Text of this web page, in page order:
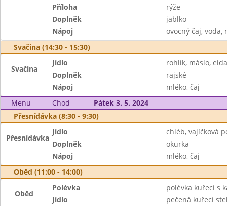
Příloha
rýže
Doplněk
jablko
Nápoj
ovocný čaj, voda,
Svačina (14:30 - 15:30)
Svačina
Jídlo
rohlík, máslo,
Doplněk
rajské
Nápoj
mléko, čaj
Menu
Chod
Pátek 3. 5. 2024
Přesnídávka (8:30 - 9:30)
Přesnídávka
Jídlo
chléb, vajíčková
Doplněk
okurka
Nápoj
mléko, čaj
Oběd (11:00 - 14:00)
Oběd
Polévka
polévka kuřecí s
Jídlo
pečená kuřecí